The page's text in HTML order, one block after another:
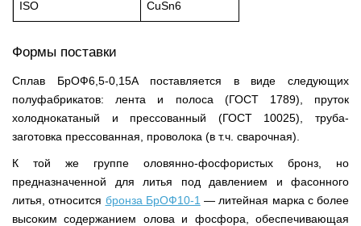
ISO CuSn6
Формы поставки
Сплав БрОФ6,5-0,15А поставляется в виде следующих
полуфабрикатов: лента и полоса (ГОСТ 1789), пруток
холоднокатаный и прессованный (ГОСТ 10025), труба-
заготовка прессованная, проволока (в т.ч. сварочная).
К той же группе оловянно-фосфористых бронз, но
предназначенной для литья под давлением и фасонного
литья, относится бронза БрОФ10-1 — литейная марка с более
высоким содержанием олова и фосфора, обеспечивающая